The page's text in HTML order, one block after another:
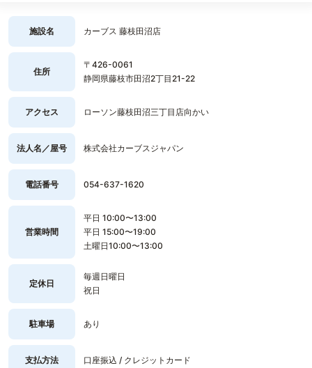
施設名 カーブス 藤枝田沼店
住所
〒426-0061
静岡県藤枝市田沼2丁目21-22
アクセス ローソン藤枝田沼三丁目店向かい
法人名／屋号 株式会社カーブスジャパン
電話番号 054-637-1620
営業時間
平日 10:00〜13:00
平日 15:00〜19:00
土曜日10:00〜13:00
定休日
毎週日曜日
祝日
駐車場 あり
支払方法 口座振込 / クレジットカード